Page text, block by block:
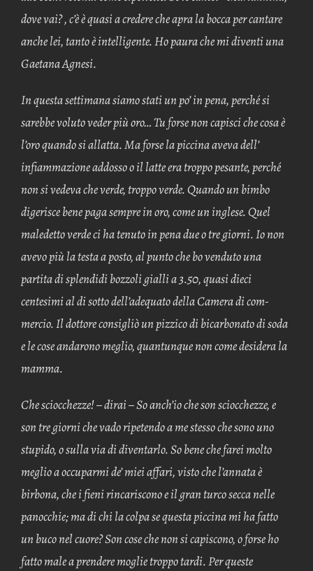
dove vai? , c’è è quasi a credere che apra la bocca per cantare
anche lei, tanto è intelligente. Ho paura che mi diventi una
Gaetana Agnesi.
In questa settimana siamo stati un po’ in pena, perché si
sarebbe voluto veder più oro… Tu forse non capisci che cosa è
l’oro quando si allatta. Ma forse la piccina aveva dell’
infiammazione addosso o il latte era troppo pesante, perché
non si vedeva che verde, troppo verde. Quando un bimbo
digerisce bene paga sempre in oro, come un inglese. Quel
maledetto verde ci ha tenuto in pena due o tre giorni. Io non
avevo più la testa a posto, al punto che bo venduto una
partita di splendidi bozzoli gialli a 3.50, quasi dieci
centesimi al di sotto dell’adequato della Camera di com­
mercio. Il dottore consigliò un pizzico di bicarbonato di soda
e le cose andarono meglio, quantunque non come desidera la
mamma.
Che sciocchezze! – dirai – So anch’io che son sciocchezze, e
son tre giorni che vado ripetendo a me stesso che sono uno
stupido, o sulla via di diventarlo. So bene che farei molto
meglio a occuparmi de’ miei affari, visto che l’annata è
birbona, che i fieni rincariscono e il gran turco secca nelle
panocchie; ma di chi la colpa se questa piccina mi ha fatto
un buco nel cuore? Son cose che non si capiscono, o forse ho
fatto male a prendere moglie troppo tardi. Per queste